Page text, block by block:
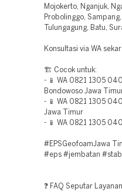
Mojokerto, Nganjuk,
Probolinggo,
Tulungagung, Batu,
Konsultasi via WA
🏗️ Cocok untuk:
- 📱 WA 0821 1305
Bondowoso Jawa
- 📱 WA 0821 1305
Jawa Timur
- 📱 WA 0821 1305
#EPSGeofoamJawa
#eps #jembatan
❓ FAQ Seputar